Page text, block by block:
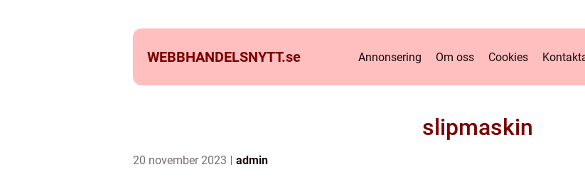
WEBBHANDELSNYTT.se Annonsering Om oss Cookies
slipmaskin
20 november 2023 admin